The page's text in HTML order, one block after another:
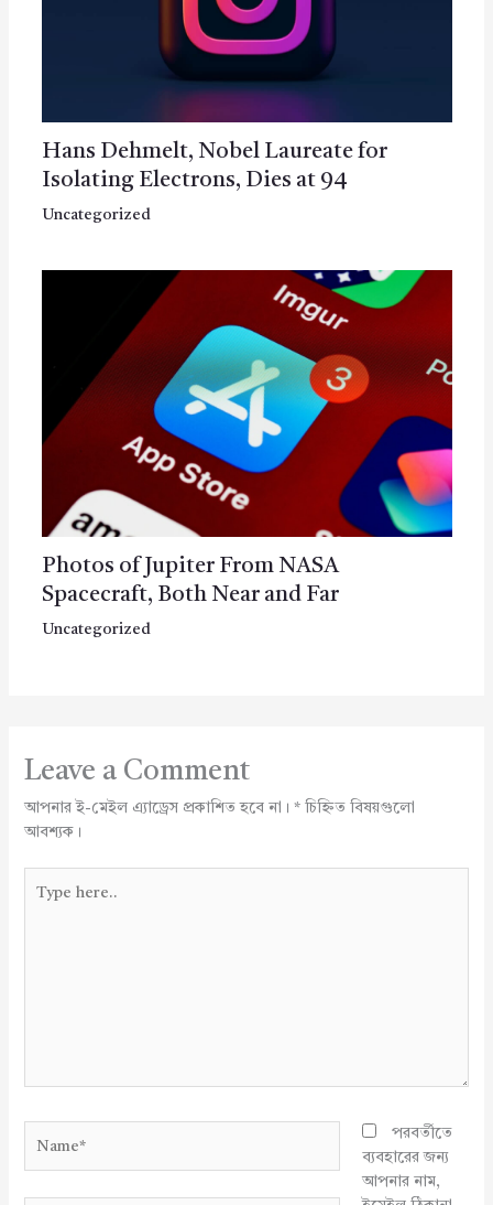
Hans Dehmelt, Nobel Laureate for
Isolating Electrons, Dies at 94
Uncategorized
Photos of Jupiter From NASA
Spacecraft, Both Near and Far
Uncategorized
Leave a Comment
আপনার ই-মেইল এ্যাড্রেস প্রকাশিত হবে না। *চিহ্নিত বিষয়গুলো
আবশ্যক।
here..
পরবর্তীতে
ব্যবহারের জন্য
আপনার নাম,